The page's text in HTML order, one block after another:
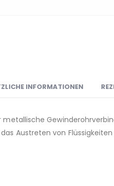
INFORMATIONEN
Austreten von